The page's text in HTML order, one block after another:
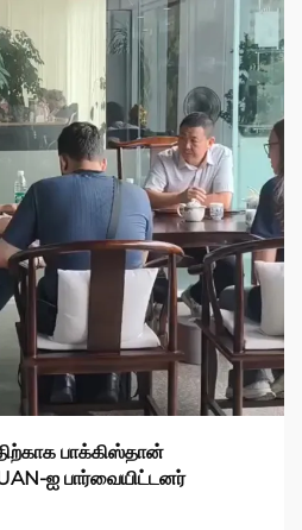
பாக்கிஸ்தான்
ஐ பார்வையிட்டனர்